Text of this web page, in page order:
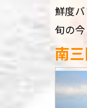
鮮度
旬の
南